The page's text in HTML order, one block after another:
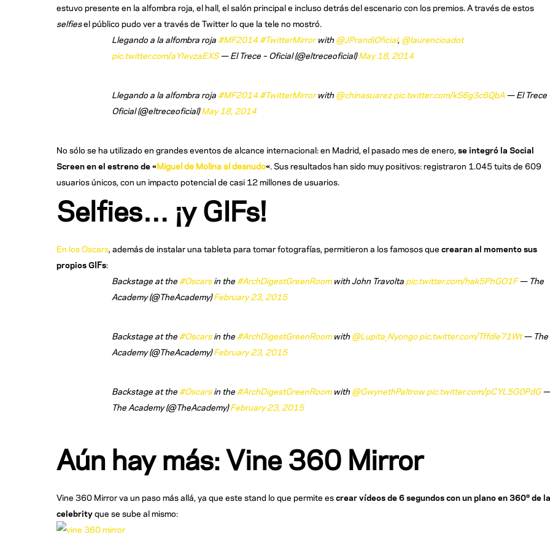
estuvo presente en la alfombra roja, el hall, el salón principal e incluso detrás del escenario con los premios. A través de estos
selfiesel público pudo ver a través de Twitter lo que la tele no mostró.
Llegando a la alfombra roja #MF2014 #TwitterMirrorwith @JPrandiOficial, @laurencioadot
pic.twitter.com/aYIevzaEXS— El Trece – Oficial (@eltreceoficial)May 18, 2014
Llegando a la alfombra roja #MF2014 #TwitterMirrorwith @chinasuarez pic.twitter.com/kS6g3c6QbA — El Trece
Oficial (@eltreceoficial)May 18, 2014
No sólo se ha utilizado en grandes eventos de alcance internacional: en Madrid, el pasado mes de enero,se integró la Social
Screen en el estreno de «Miguel de Molina al desnudo«. Sus resultados han sido muy positivos: registraron 1.045 tuits de 609
usuarios únicos, con un impacto potencial de casi 12 millones de usuarios.
Selfies… ¡y GIFs!
En los Oscars, además de instalar una tableta para tomar fotografías, permitieron a los famosos que crearan al momento sus
propios GIFs:
Backstage at the #Oscarsin the #ArchDigestGreenRoomwith John Travolta pic.twitter.com/hak5PhGO1F— The
Academy (@TheAcademy)February 23, 2015
Backstage at the #Oscarsin the #ArchDigestGreenRoomwith @Lupita_Nyongo pic.twitter.com/Tffdle71Wt— The
Academy (@TheAcademy)February 23, 2015
Backstage at the #Oscarsin the #ArchDigestGreenRoomwith @GwynethPaltrow pic.twitter.com/pCYL5G0PdG—
The Academy (@TheAcademy)February 23, 2015
Aún hay más: Vine 360 Mirror
Vine 360 Mirror va un paso más allá, ya que este stand lo que permite escrear vídeos de 6 segundos con un plano en 360º de la
celebrityque se sube al mismo: